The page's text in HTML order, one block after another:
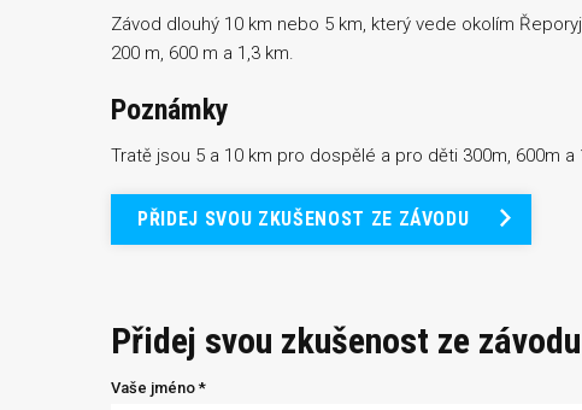
Závod dlouhý 10 km nebo 5 km, který vede okolím
200 m, 600 m a 1,3 km.
Poznámky
Tratě jsou 5 a 10 km pro dospělé a pro děti 300m, 600m a
PŘIDEJ SVOU ZKUŠENOST ZE ZÁVODU
Přidej svou zkušenost ze závodu
Vaše jméno *